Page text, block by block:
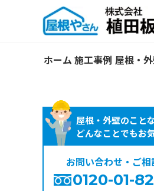
ホーム 施工事例 屋根・
屋根・外壁のこと
どんなことでもお
お問い合わせ・ご相
0120-01-